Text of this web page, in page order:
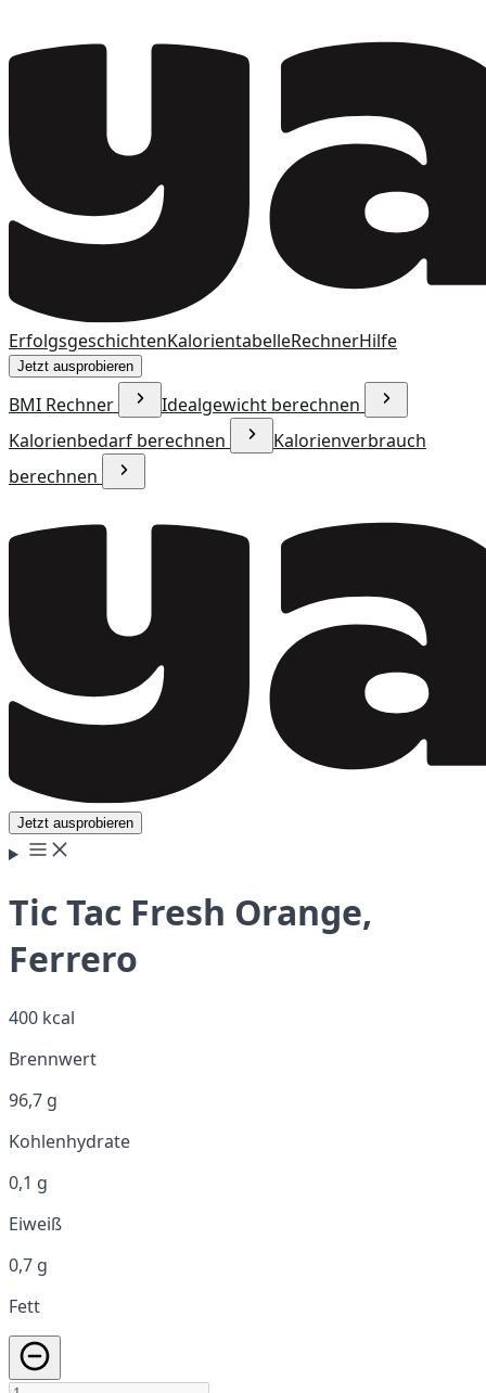
ErfolgsgeschichtenKalorientabelleRechnerHilfe
Jetzt ausprobieren
BMI Rechner
Idealgewicht berechnen
Kalorienbedarf berechnen
Kalorienverbrauch
berechnen
Jetzt ausprobieren
Tic Tac Fresh Orange,
Ferrero
400 kcal
Brennwert
96,7 g
Kohlenhydrate
0,1 g
Eiweiß
0,7 g
Fett